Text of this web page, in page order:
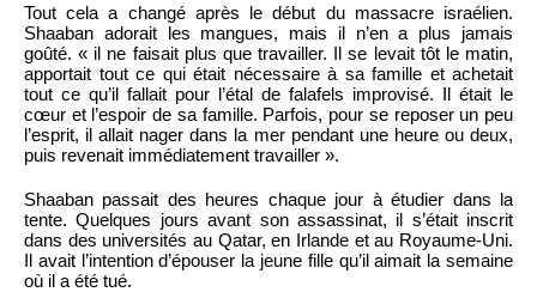
Tout cela a changé après le début du massacre israélien.
Shaaban adorait les mangues, mais il n’en a plus jamais
goûté. « il ne faisait plus que travailler. Il se levait tôt le matin,
apportait tout ce qui était nécessaire à sa famille et achetait
tout ce qu’il fallait pour l’étal de falafels improvisé. Il était le
cœur et l’espoir de sa famille. Parfois, pour se reposer un peu
l’esprit, il allait nager dans la mer pendant une heure ou deux,
puis revenait immédiatement travailler ».
Shaaban passait des heures chaque jour à étudier dans la
tente. Quelques jours avant son assassinat, il s’était inscrit
dans des universités au Qatar, en Irlande et au Royaume-Uni.
Il avait l’intention d’épouser la jeune fille qu’il aimait la semaine
où il a été tué.